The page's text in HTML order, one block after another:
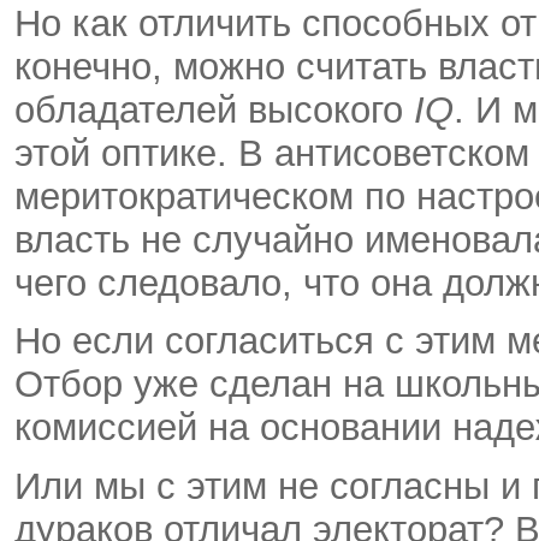
Но как отличить способных
конечно, можно считать
обладателей высокого IQ. И
этой оптике. В
меритократическом по
власть не случайно
чего следовало, что она
Но если согласиться с этим
Отбор уже сделан на
комиссией на основании
Или мы с этим не согласны и
дураков отличал